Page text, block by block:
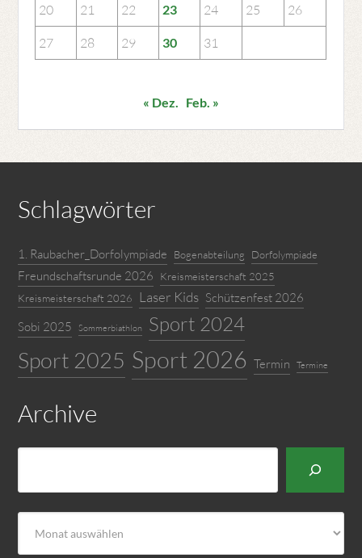
20 21 22 23 24 25 26
27 28 29 30 31
« Dez. Feb. »
Schlagwörter
1. Raubacher_Dorfolympiade Bogenabteilung Dorfolympiade
Freundschaftsrunde 2026
Kreismeisterschaft 2025
Kreismeisterschaft 2026
Laser Kids Schützenfest 2026
Sobi 2025
Sommerbiathlon Sport 2024
Sport 2025 Sport 2026 Termin Termine
Archive